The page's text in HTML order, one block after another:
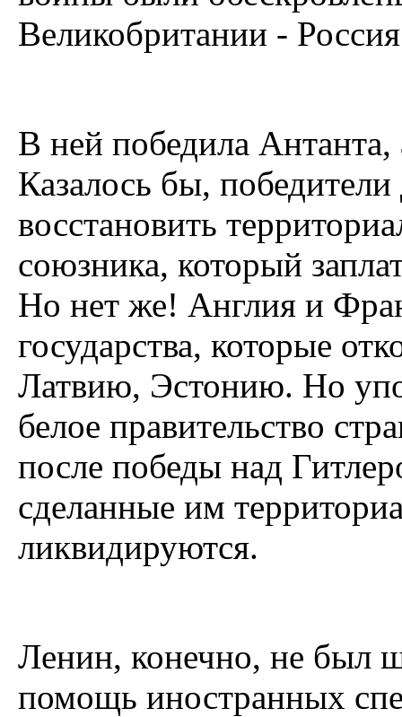
Великобритании -
В ней победила Антанта,
Казалось бы,
восстановить
союзника, который
Но нет же! Англия и
государства, которые
Латвию, Эстонию. Но
белое правительство
после победы над
сделанные им
ликвидируются.
Ленин, конечно, не был
помощь иностранных